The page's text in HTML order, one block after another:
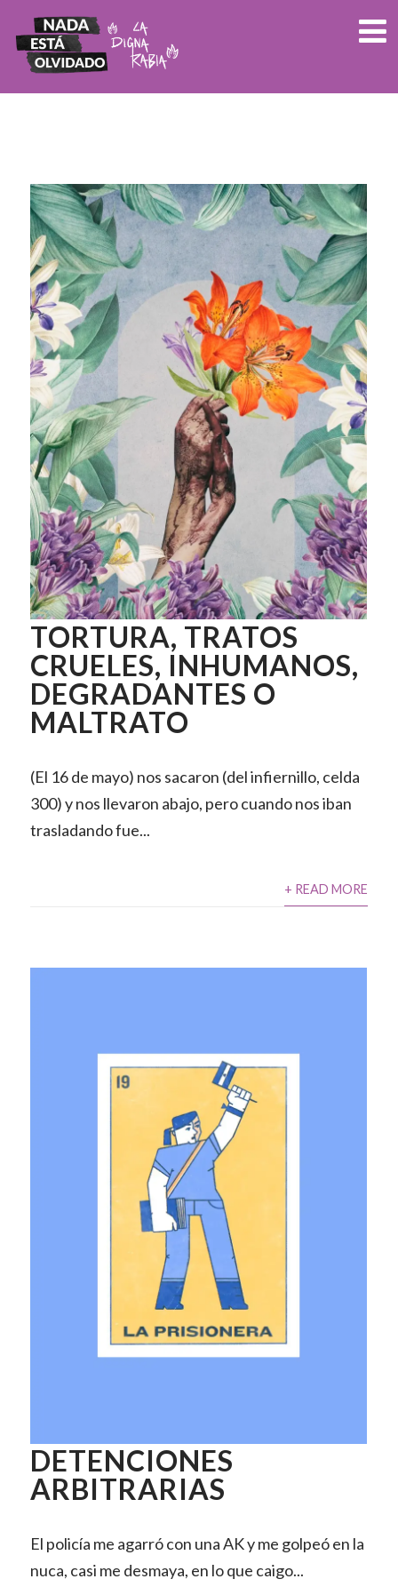
TORTURA, TRATOS
CRUELES, INHUMANOS,
DEGRADANTES O
MALTRATO
(El 16 de mayo) nos sacaron (del infiernillo, celda
300) y nos llevaron abajo, pero cuando nos iban
trasladando fue...
+ READ MORE
DETENCIONES
ARBITRARIAS
El policía me agarró con una AK y me golpeó en la
nuca, casi me desmaya, en lo que caigo...